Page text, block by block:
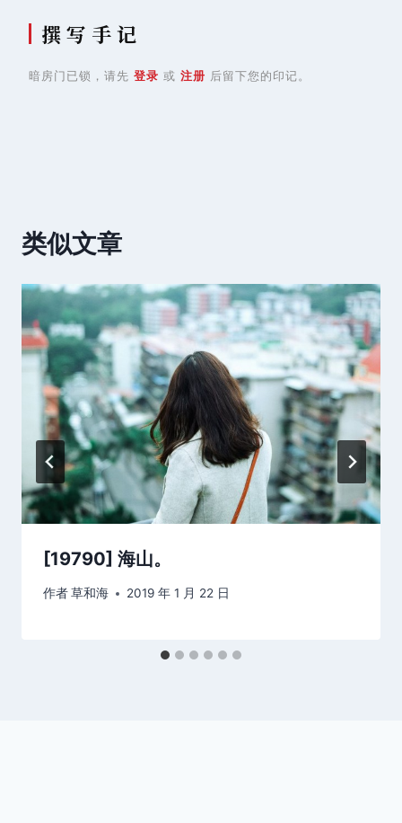
撰 写 手 记
暗房门已锁，请先 登录 或 注册 后留下您的印记。
类似文章
[19790] 海山。
作者草和海 2019 年 1 月 22 日